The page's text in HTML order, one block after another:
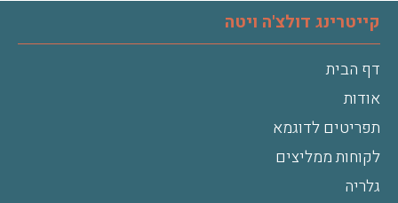
קייטרינג דולצ'ה ויטה
דף הבית
אודות
תפריטים לדוגמא
לקוחות ממליצים
גלריה